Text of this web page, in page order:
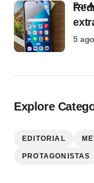
por
5
Explore
EDITORIAL
PROTAGONISTAS